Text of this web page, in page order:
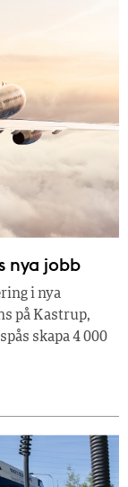
nya jobb
i nya
på Kastrup,
skapa 4 000